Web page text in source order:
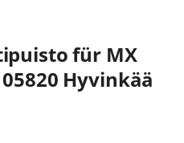
für MX
Hyvinkää